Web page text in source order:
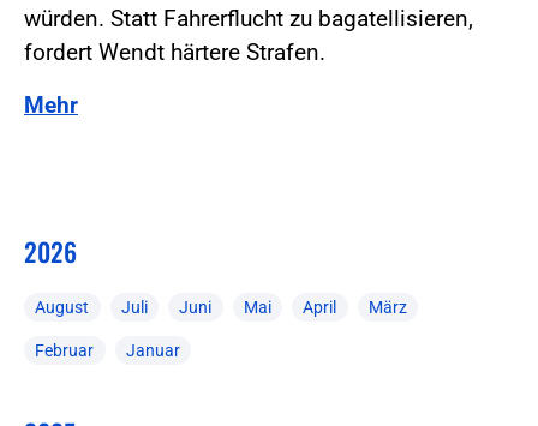
würden. Statt Fahrerflucht zu bagatellisieren,
fordert Wendt härtere Strafen.
Mehr
2026
August Juli Juni Mai April März
Februar Januar